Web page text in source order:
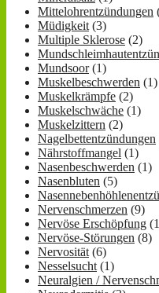
Mittelohrentzündungen
Müdigkeit (3)
Multiple Sklerose (2)
Mundsoor(1)
Muskelbeschwerden (1)
Muskelkrämpfe (2)
Muskelschwäche (1)
Muskelzittern (2)
Nagelbettentzündungen
Nährstoffmangel (1)
Nasenbeschwerden (1)
Nasenbluten (5)
Nervenschmerzen (9)
Nervöse Erschöpfung
Nervöse-Störungen (8)
Nervosität (6)
Nesselsucht (1)
Neuralgien /